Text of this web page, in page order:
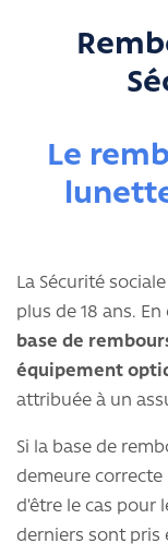
Le
La Sécurité
plus de 18 ans. En
base de
équipement
attribuée à un
Si la base de
demeure correcte
d’être le cas pour
derniers sont pris